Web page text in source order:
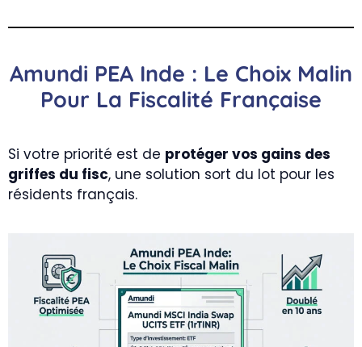
Amundi PEA Inde : Le Choix Malin
Pour La Fiscalité Française
Si votre priorité est de protéger vos gains des
griffes du fisc, une solution sort du lot pour les
résidents français.